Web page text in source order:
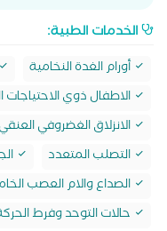
الخدمات الطبية:
أورام الغدة النخامية
الاطفال ذوي الاحتياجات
الانزلاق الغضروفي العنقي
التصلب المتعدد
الصداع والام العصب
حالات التوحد وفرط